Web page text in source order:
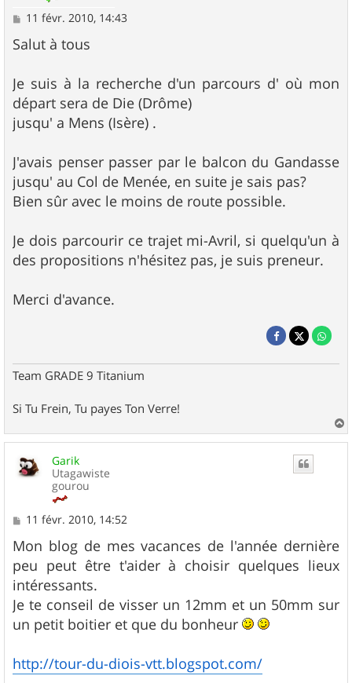
M
s
s
g
e
11 févr. 2010, 14:43
Salut à tous
Je suis à la recherche d'un parcours d' où mon
départ sera de Die (Drôme)
jusqu' a Mens (Isère) .
J'avais penser passer par le balcon du Gandasse
jusqu' au Col de Menée, en suite je sais pas?
Bien sûr avec le moins de route possible.
Je dois parcourir ce trajet mi-Avril, si quelqu'un à
des propositions n'hésitez pas, je suis preneur.
Merci d'avance.
Team GRADE 9 Titanium
Si Tu Frein, Tu payes Ton Verre!
a
u
Garik
Utagawiste
gourou
M
s
s
a
g
e
11 févr. 2010, 14:52
Mon blog de mes vacances de l'année dernière
peu peut être t'aider à choisir quelques lieux
intéressants.
Je te conseil de visser un 12mm et un 50mm sur
un petit boitier et que du bonheur
http://tour-du-diois-vtt.blogspot.com/